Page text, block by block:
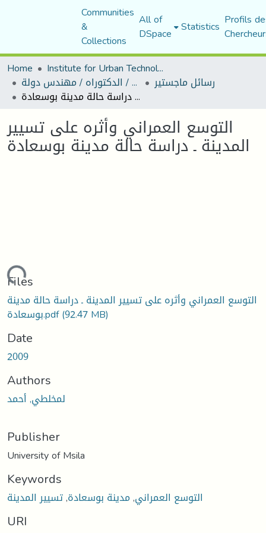
Communities
&
Collections
All of
DSpace Statistics Profils
Home
Institute for Urban Technology Management
رسائل ماجستير / الدكتوراه / مهندس دولة رسائل ماجستير
التوسع العمراني وأثره على تسيير المدينة ـ دراسة حالة مدينة بوسعادة
التوسع العمراني وأثره على تسيير
المدينة ـ دراسة حالة مدينة بوسعادة
Loading...
Files
التوسع العمراني وأثره على تسيير المدينة ـ دراسة حالة مدينة
بوسعادة.pdf(92.47 MB)
Date
2009
Authors
لمخلطي, أحمد
Publisher
University of Msila
Keywords
التوسع العمراني,مدينة بوسعادة,تسيير المدينة
URI